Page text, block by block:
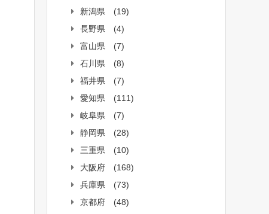
新潟県
(19)
長野県
(4)
富山県
(7)
石川県
(8)
福井県
(7)
愛知県
(111)
岐阜県
(7)
静岡県
(28)
三重県
(10)
大阪府
(168)
兵庫県
(73)
京都府
(48)